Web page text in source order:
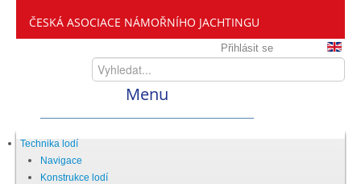
ČESKÁ ASOCIACE NÁMOŘNÍHO JACHTINGU
Přihlásit se
Menu
Home
Technika lodí
Navigace
Konstrukce lodí